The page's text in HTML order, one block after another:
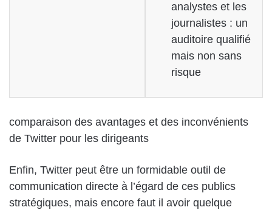
analystes et les
journalistes : un
auditoire qualifié
mais non sans
risque
comparaison des avantages et des inconvénients
de Twitter pour les dirigeants
Enfin, Twitter peut être un formidable outil de
communication directe à l’égard de ces publics
stratégiques, mais encore faut il avoir quelque